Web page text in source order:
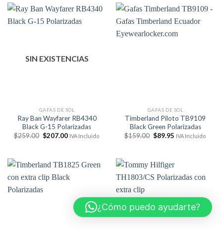
$259.00. $223.00.
SIN EXISTENCIAS
GAFAS DE SOL
Ray Ban Wayfarer RB4340
Black G-15 Polarizadas
$259.00 El
$259.00.
$207.00El
$207.00.
IVA Incluido
GAFAS DE SOL
Timberland Piloto TB9109
Black Green Polarizadas
$159.00 El
$159.00.
$89.95 El
IVA Incluido
¿Cómo puedo ayudarte?